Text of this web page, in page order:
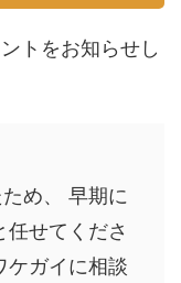
トをお知らせし
め、 早期に
せてくださ
ケガイに相談